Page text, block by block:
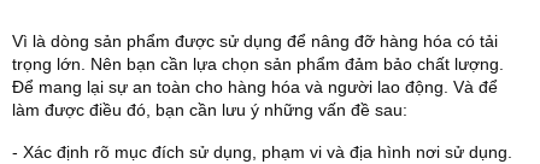
Vì là dòng sản phẩm được sử dụng để nâng đỡ hàng hóa có tải
trọng lớn. Nên bạn cần lựa chọn sản phẩm đảm bảo chất lượng.
Để mang lại sự an toàn cho hàng hóa và người lao động. Và để
làm được điều đó, bạn cần lưu ý những vấn đề sau:
- Xác định rõ mục đích sử dụng, phạm vi và địa hình nơi sử dụng.